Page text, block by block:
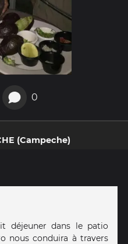
0
(Campeche)
déjeuner dans le patio
nous conduira à travers